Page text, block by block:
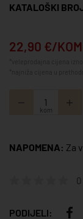
KATALOŠKI
22,90 €/KOM
kom
NAPOMENA: Za
PODIJELI: